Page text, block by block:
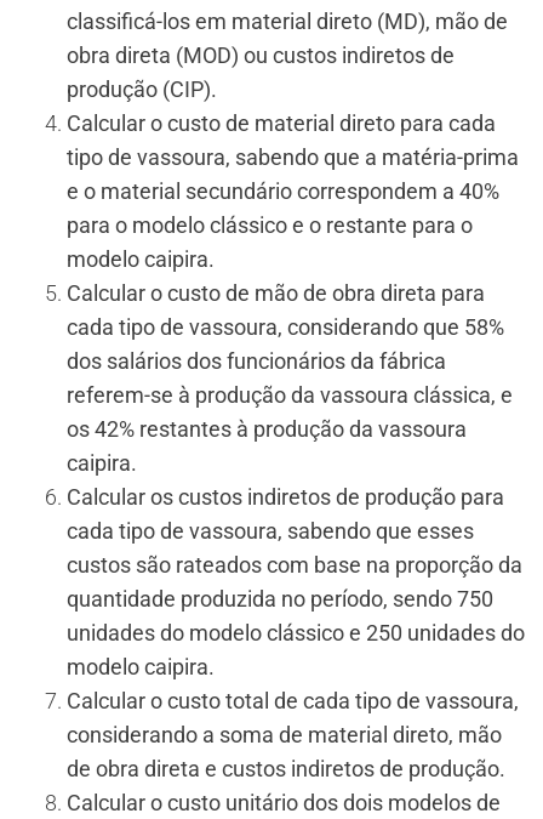
classificá-los em material direto (MD), mão de
obra direta (MOD) ou custos indiretos de
produção (CIP).
Calcular o custo de material direto para cada
tipo de vassoura, sabendo que a matéria-prima
e o material secundário correspondem a 40%
para o modelo clássico e o restante para o
modelo caipira.
Calcular o custo de mão de obra direta para
cada tipo de vassoura, considerando que 58%
dos salários dos funcionários da fábrica
referem-se à produção da vassoura clássica, e
os 42% restantes à produção da vassoura
caipira.
Calcular os custos indiretos de produção para
cada tipo de vassoura, sabendo que esses
custos são rateados com base na proporção da
quantidade produzida no período, sendo 750
unidades do modelo clássico e 250 unidades do
modelo caipira.
Calcular o custo total de cada tipo de vassoura,
considerando a soma de material direto, mão
de obra direta e custos indiretos de produção.
Calcular o custo unitário dos dois modelos de